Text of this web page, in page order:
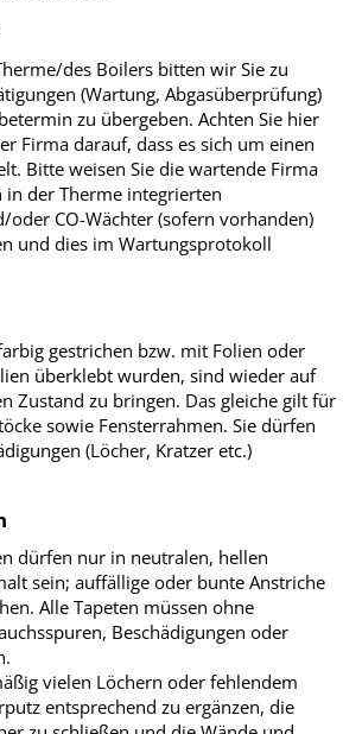
des Boilers bitten wir Sie zu
(Wartung, Abgasüberprüfung)
zu übergeben. Achten Sie hier
Firma darauf, dass es sich um einen
Bitte weisen Sie die wartende Firma
in der Therme integrierten
oder CO-Wächter (sofern vorhanden)
und dies im Wartungsprotokoll
gestrichen bzw. mit Folien oder
überklebt wurden, sind wieder auf
Zustand zu bringen. Das gleiche gilt für
sowie Fensterrahmen. Sie dürfen
(Löcher, Kratzer etc.)
dürfen nur in neutralen, hellen
sein; auffällige oder bunte Anstriche
Alle Tapeten müssen ohne
Beschädigungen oder
vielen Löchern oder fehlendem
entsprechend zu ergänzen, die